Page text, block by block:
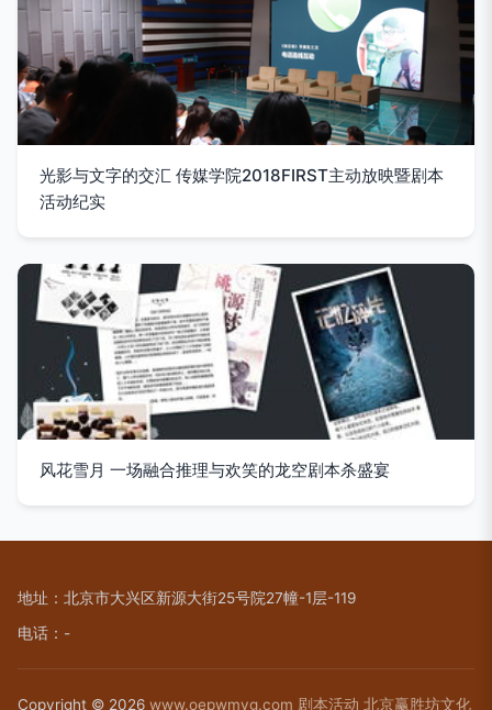
光影与文字的交汇 传媒学院2018FIRST主动放映暨剧本
活动纪实
风花雪月 一场融合推理与欢笑的龙空剧本杀盛宴
地址：北京市大兴区新源大街25号院27幢-1层-119
电话：-
Copyright © 2026 www.oepwmyg.com 剧本活动 北京赢胜坊文化